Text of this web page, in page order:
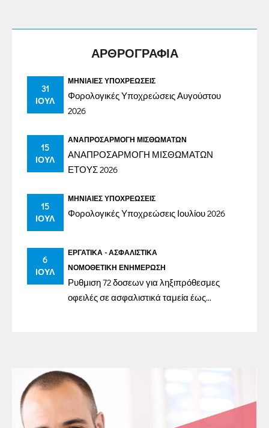
ΑΡΘΡΟΓΡΑΦΙΑ
31
ΙΟΎΛ
ΜΗΝΙΑΊΕΣ ΥΠΟΧΡΕΏΣΕΙΣ
Φορολογικές Υποχρεώσεις Αυγούστου
2026
15
ΙΟΎΛ
ΑΝΑΠΡΟΣΑΡΜΟΓΉ ΜΙΣΘΩΜΆΤΩΝ
ΑΝΑΠΡΟΣΑΡΜΟΓΗ ΜΙΣΘΩΜΑΤΩΝ
ΕΤΟΥΣ 2026
15
ΙΟΎΛ
ΜΗΝΙΑΊΕΣ ΥΠΟΧΡΕΏΣΕΙΣ
Φορολογικές Υποχρεώσεις Ιουλίου 2026
6
ΙΟΎΛ
ΕΡΓΑΤΙΚΆ - ΑΣΦΑΛΙΣΤΙΚΆ
ΝΟΜΟΘΕΤΙΚΉ ΕΝΗΜΈΡΩΣΗ
Ρυθμιση 72 δοσεων για ληξιπρόθεσμες
οφειλές σε ασφαλιστικά ταμεία έως